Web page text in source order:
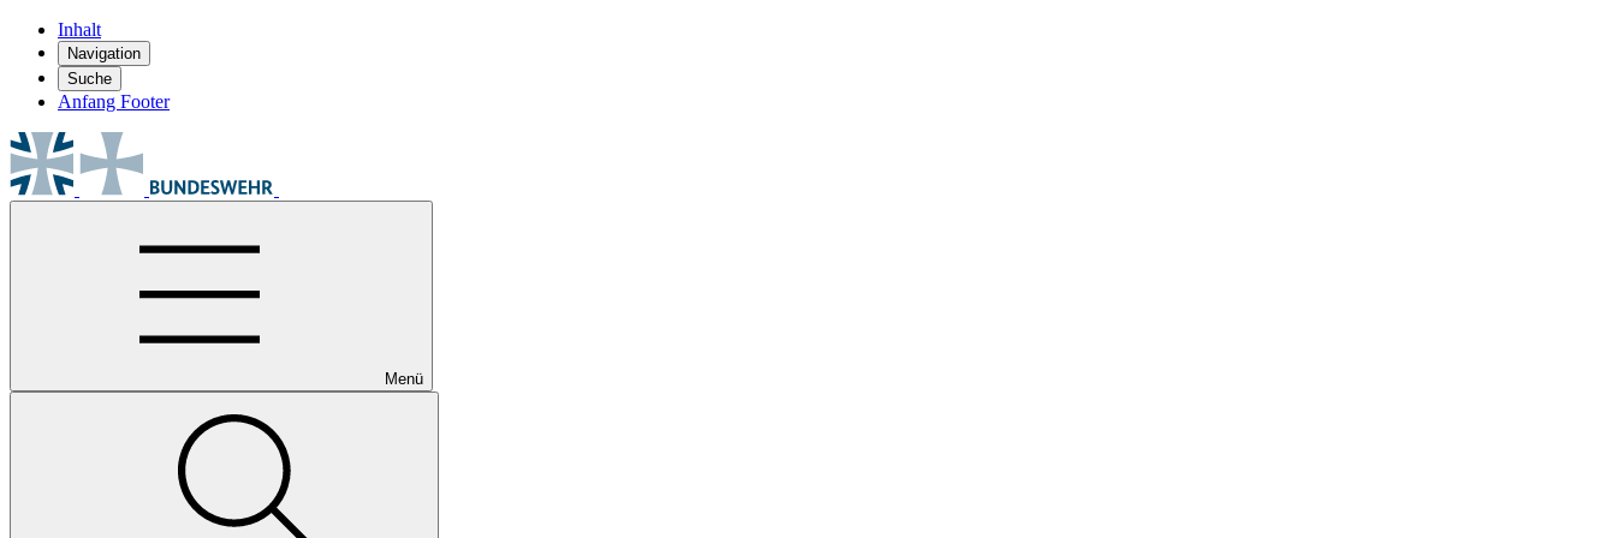
Inhalt
Navigation
Suche
Anfang Footer
Menü